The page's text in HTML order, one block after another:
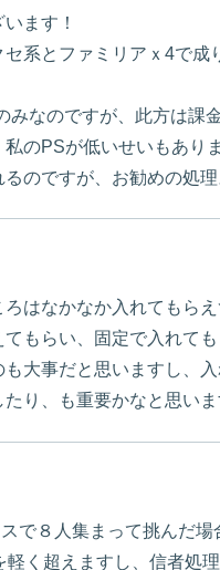
ます！
セ系とファミリアｘ4で
なのですが、此方は課
私のPSが低いせいもあ
のですが、お勧めの処
はなかなか入れてもら
てもらい、固定で入れて
大事だと思いますし、
り、も重要かなと思い
で８人集まって挑んだ場
軽く超えますし、信者処